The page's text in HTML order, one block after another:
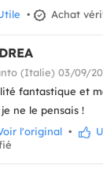
• Achat
(Italie) 03/09/
fantastique et
ne le pensais !
l'original •